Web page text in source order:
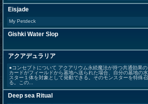
Eisjade
My Petdeck
Gishki Water Slop
アクアデュラリア
●コンセプトについて アクアリウム永続魔法が持つ共通効果
カードがフィールドから墓地へ送られた場合、自分の墓地の
スター１体を対象として発動できる。そのモンスターを特殊
る。この...
Deep sea Ritual